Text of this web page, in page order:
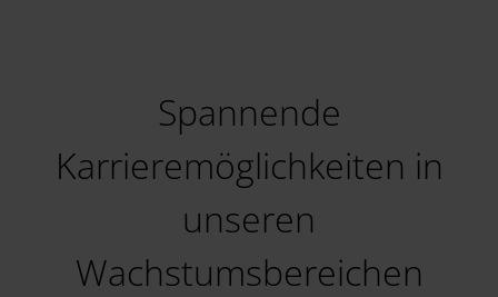
Spannende
Karrieremöglichkeiten in
unseren
Wachstumsbereichen